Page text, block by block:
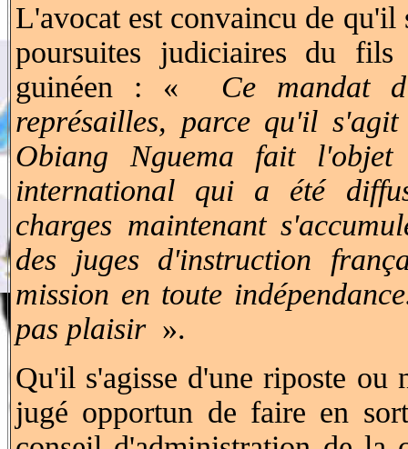
L'avocat est convaincu de qu'il
poursuites judiciaires du fils
guinéen : « Ce mandat
représailles, parce qu'il
Obiang Nguema fait
international qui a été
charges maintenant
des juges d'instruction
mission en toute
pas plaisir ».
Qu'il s'agisse d'une riposte ou
jugé opportun de faire en